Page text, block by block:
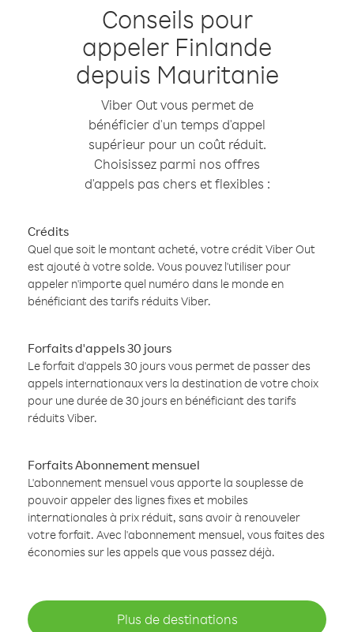
Conseils pour
appeler Finlande
depuis Mauritanie
Viber Out vous permet de
bénéficier d'un temps d'appel
supérieur pour un coût réduit.
Choisissez parmi nos offres
d'appels pas chers et flexibles :
Crédits
Quel que soit le montant acheté, votre crédit Viber Out
est ajouté à votre solde. Vous pouvez l'utiliser pour
appeler n'importe quel numéro dans le monde en
bénéficiant des tarifs réduits Viber.
Forfaits d'appels 30 jours
Le forfait d'appels 30 jours vous permet de passer des
appels internationaux vers la destination de votre choix
pour une durée de 30 jours en bénéficiant des tarifs
réduits Viber.
Forfaits Abonnement mensuel
L'abonnement mensuel vous apporte la souplesse de
pouvoir appeler des lignes fixes et mobiles
internationales à prix réduit, sans avoir à renouveler
votre forfait. Avec l'abonnement mensuel, vous faites des
économies sur les appels que vous passez déjà.
Plus de destinations